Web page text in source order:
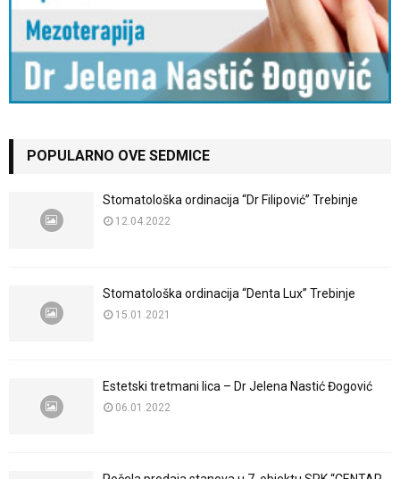
POPULARNO OVE SEDMICE
Stomatološka ordinacija “Dr Filipović” Trebinje
12.04.2022
Stomatološka ordinacija “Denta Lux” Trebinje
15.01.2021
Estetski tretmani lica – Dr Jelena Nastić Đogović
06.01.2022